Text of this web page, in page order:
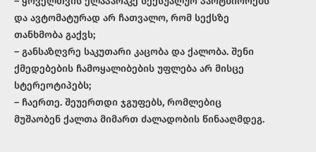
და ავტომატურად არ ჩათვალო, რომ სექსზე
თანხმობა გაქვს;
– განსაზღვრე საკუთარი კაცობა და ქალობა. შენი
ქმედებების ჩამოყალიბების უფლება არ მისცე
სტერეოტიპებს;
– ჩაერთე. შეუერთდი ჯგუფებს, რომლებიც
მუშაობენ ქალთა მიმართ ძალადობის წინააღმდეგ.